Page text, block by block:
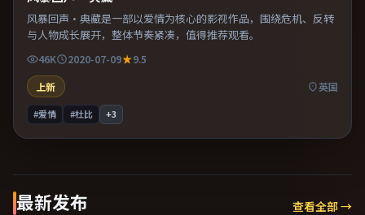
风暴回声·典藏是一部以爱情为核心的影视作品，围绕危机、反转
与人物成长展开，整体节奏紧凑，值得推荐观看。
46K 2020-07-09
9.5
上新
英国
#爱情 #杜比 +3
最新发布 查看全部 →